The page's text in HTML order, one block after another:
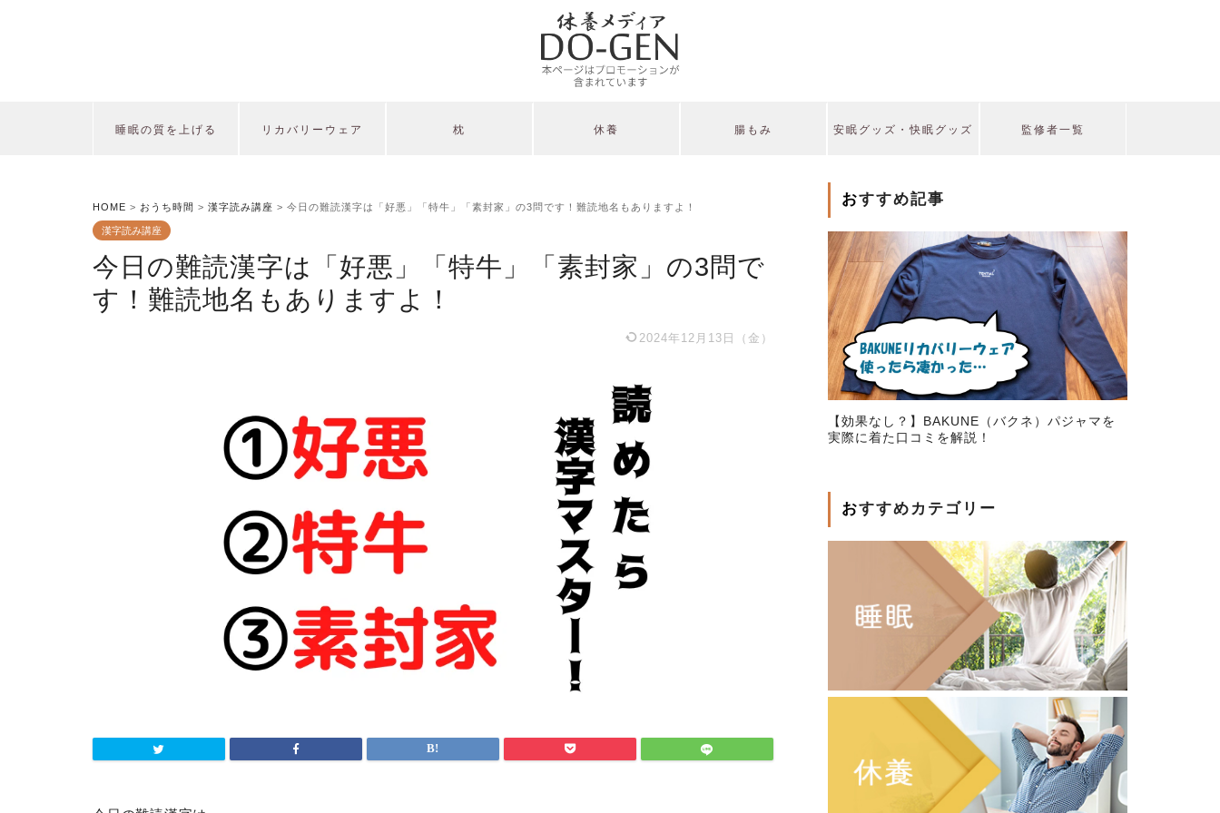
睡眠の質を上げる リカバリーウェア 枕 休養 腸もみ 安眠グッズ・快眠グッズ 監修者一覧
HOME > おうち時間 > 漢字読み講座 > 今日の難読漢字は「好悪」「特牛」「素封家」の3問です！難読地名もありますよ！
漢字読み講座
今日の難読漢字は「好悪」「特牛」「素封家」の3問で
す！難読地名もありますよ！
2024年12月13日（金）
おすすめ記事
【効果なし？】BAKUNE（バクネ）パジャマを
実際に着た口コミを解説！
おすすめカテゴリー